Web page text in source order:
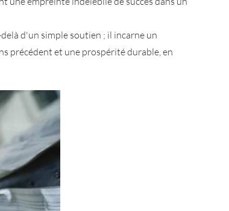
d'un simple soutien ; il incarne un
précédent et une prospérité durable, en